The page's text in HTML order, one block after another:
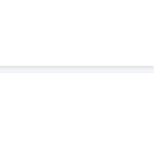
毗邻一个高尔夫球
澳大利亚非洲人友谊
美社团，拉筹伯大学